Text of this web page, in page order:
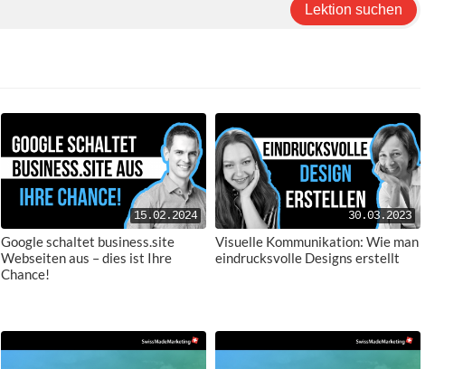
Lektion suchen
15.02.2024
Google schaltet business.site
Webseiten aus – dies ist Ihre
Chance!
30.03.2023
Visuelle Kommunikation: Wie man
eindrucksvolle Designs erstellt